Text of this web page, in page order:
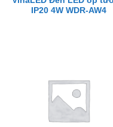
IP20 4W WDR-AW4